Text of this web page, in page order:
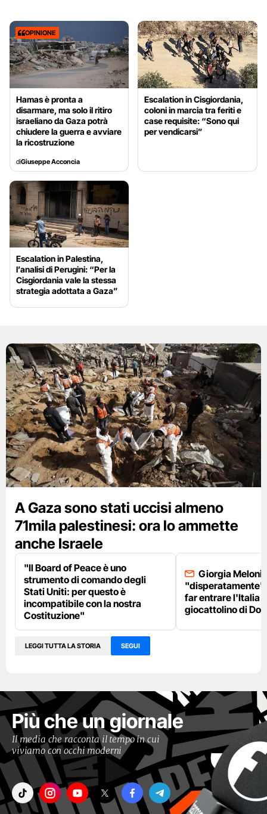
OPINIONE
Hamas è pronta a
disarmare, ma solo il ritiro
israeliano da Gaza potrà
chiudere la guerra e avviare
la ricostruzione
diGiuseppe Acconcia
Escalation in Cisgiordania,
coloni in marcia tra feriti e
case requisite: “Sono qui
per vendicarsi”
Escalation in Palestina,
l’analisi di Perugini: “Per la
Cisgiordania vale la stessa
strategia adottata a Gaza”
A Gaza sono stati uccisi almeno
71mila palestinesi: ora lo ammette
anche Israele
"Il Board of Peace è uno
strumento di comando degli
Stati Uniti: per questo è
incompatibile con la nostra
Costituzione"
Giorgia Meloni
"disperatamente"
far entrare l'Italia
giocattolino di
LEGGI TUTTA LA STORIA SEGUI
Più che un giornale
Il media che racconta il tempo in cui
viviamo con occhi moderni